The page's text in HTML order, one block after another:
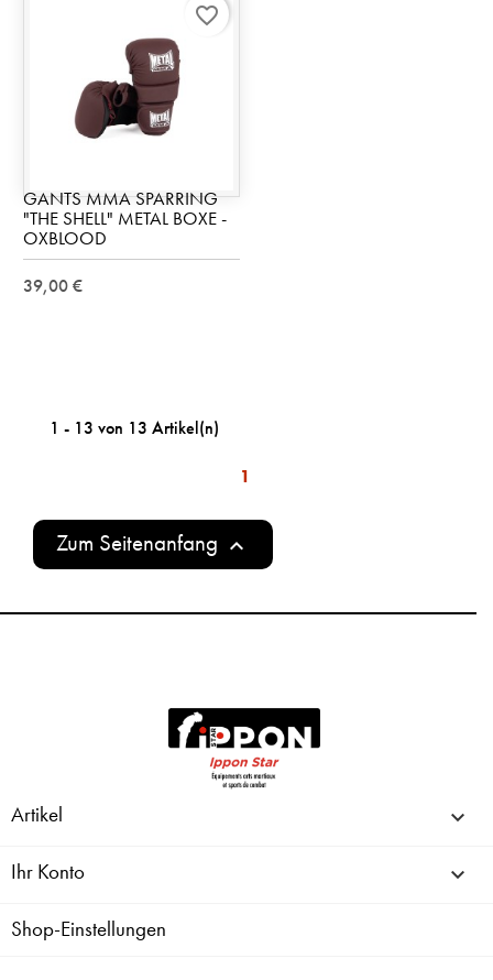
GANTS MMA SPARRING
"THE SHELL" METAL BOXE -
OXBLOOD
39,00 €
favorite_border
1 - 13 von 13 Artikel(n)
1
Zum Seitenanfang 
Artikel 
Ihr Konto 
Shop-Einstellungen